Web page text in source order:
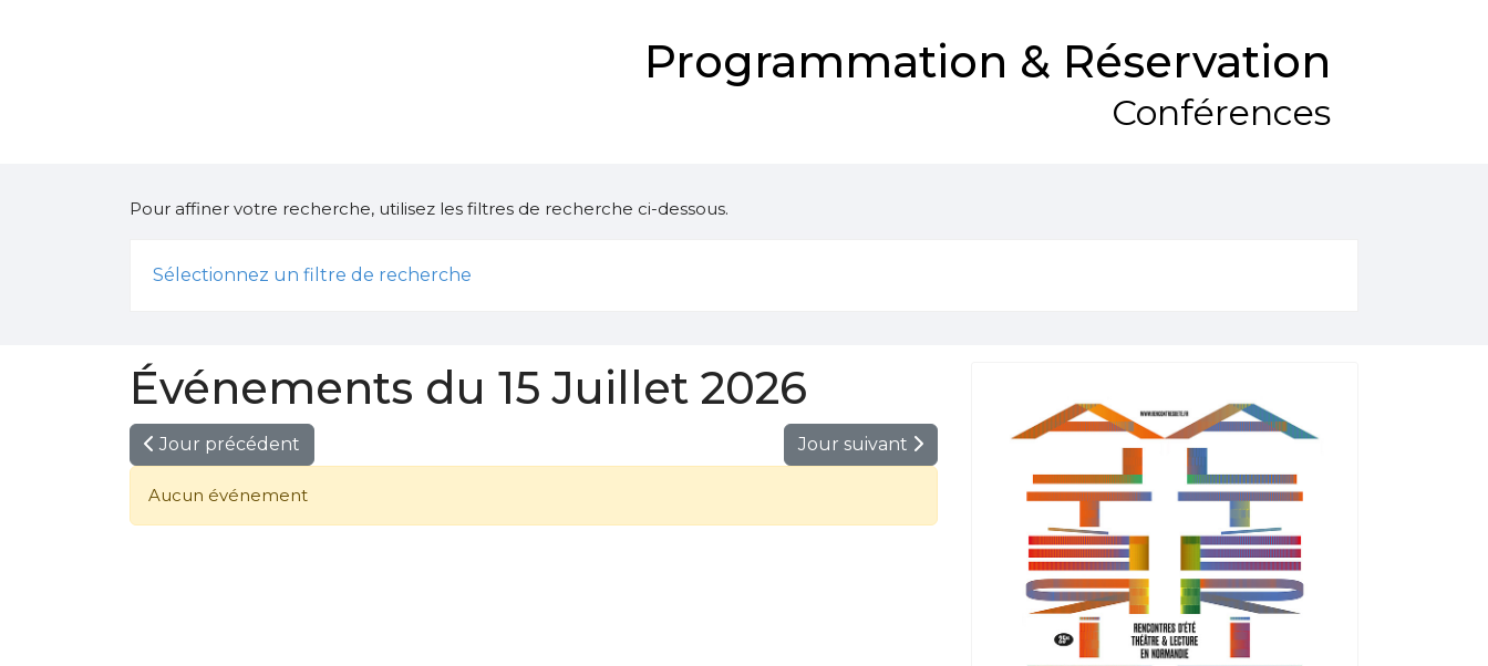
Programmation & Réservation
Conférences
Pour affiner votre recherche, utilisez les filtres de recherche ci-dessous.
Sélectionnez un filtre de recherche
Événements du 15 Juillet 2026
Jour précédent Jour suivant
Aucun événement